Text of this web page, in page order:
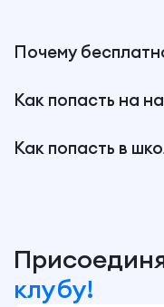
Почему
Как попасть на
Как попасть в
клубу!